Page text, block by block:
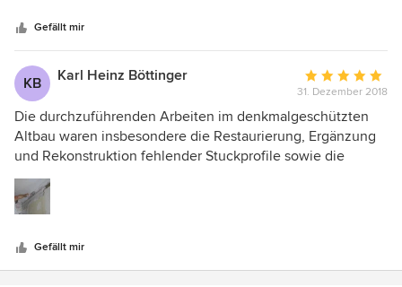
Gefällt mir
KB Karl Heinz Böttinger
Bewertung:
5
von
5
31. Dezember 2018
Die durchzuführenden Arbeiten im denkmalgeschützten
Altbau waren insbesondere die Restaurierung, Ergänzung
und Rekonstruktion fehlender Stuckprofile sowie die
Armierung und Glättung der Decke. Alle Arbeiten wurden
sehr sorgfältig und gewissenhaft durchgeführt. Die
Kommunikation war von der Begutachtung, Beratung und
persönlich sehr angenehmen und professionellen Art und
Weise. Für weitere noch anstehende Arbeiten in unserer
Gefällt mir